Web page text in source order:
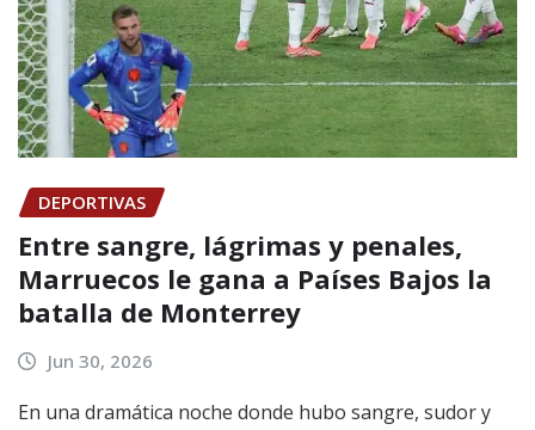
DEPORTIVAS
Entre sangre, lágrimas y penales,
Marruecos le gana a Países Bajos la
batalla de Monterrey
Jun 30, 2026
En una dramática noche donde hubo sangre, sudor y